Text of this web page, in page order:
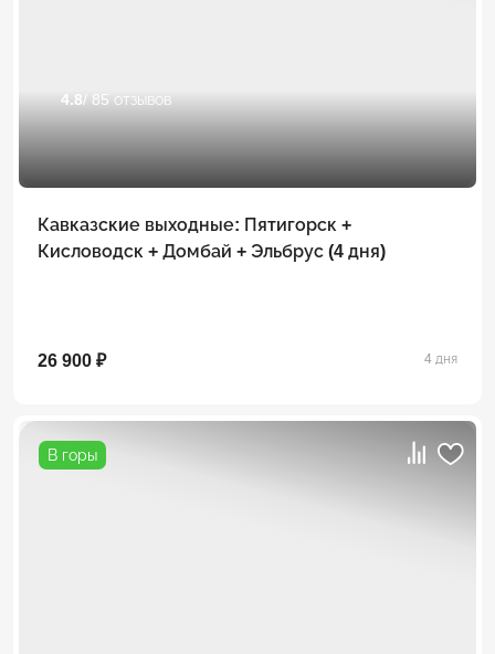
4.8/ 85 отзывов
Кавказские выходные: Пятигорск +
Кисловодск + Домбай + Эльбрус (4 дня)
26 900 ₽ 4 дня
В горы